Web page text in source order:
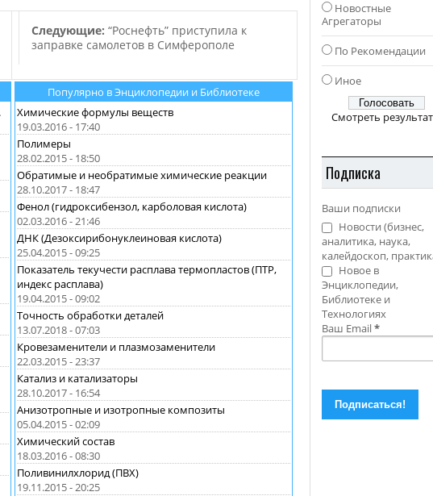
Следующие: “Роснефть” приступила к
заправке самолетов в Симферополе
Популярно в Энциклопедии и Библиотеке
Химические формулы веществ
19.03.2016 - 17:40
Полимеры
28.02.2015 - 18:50
Обратимые и необратимые химические реакции
28.10.2017 - 18:47
Фенол (гидроксибензол, карболовая кислота)
02.03.2016 - 21:46
ДНК (Дезоксирибонуклеиновая кислота)
25.04.2015 - 09:25
Показатель текучести расплава термопластов (ПТР,
индекс расплава)
19.04.2015 - 09:02
Точность обработки деталей
13.07.2018 - 07:03
Кровезаменители и плазмозаменители
22.03.2015 - 23:37
Катализ и катализаторы
28.10.2017 - 16:54
Анизотропные и изотропные композиты
05.04.2015 - 02:09
Химический состав
18.03.2016 - 08:30
Поливинилхлорид (ПВХ)
19.11.2015 - 20:25
Новостные
Агрегаторы
По Рекомендации
Иное
Смотреть
Подписка
Ваши подписки
Новости (бизнес,
аналитика, наука,
калейдоскоп,
Новое в
Энциклопедии,
Библиотеке и
Технологиях
Ваш Email*